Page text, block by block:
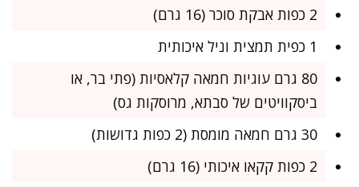
2 כפות אבקת סוכר (16 גרם)
1 כפית תמצית וניל איכותית
80 גרם עוגיות חמאה קלאסיות (פתי בר, או
ביסקוויטים של סבתא, מרוסקות גס)
30 גרם חמאה מומסת (2 כפות גדושות)
2 כפות קקאו איכותי (16 גרם)